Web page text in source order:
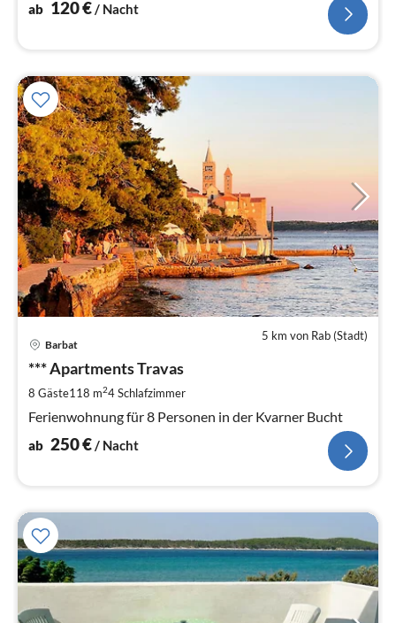
ab 120€/ Nacht
5 km von Rab (Stadt)
Barbat
*** Apartments Travas
8 Gäste118 m24Schlafzimmer
Ferienwohnung für 8 Personen in der Kvarner Bucht
ab 250€/ Nacht